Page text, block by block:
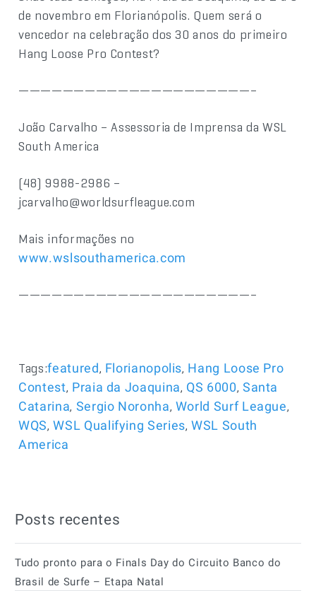
de novembro em Florianópolis. Quem será o
vencedor na celebração dos 30 anos do primeiro
Hang Loose Pro Contest?
—————————————————————–
João Carvalho – Assessoria de Imprensa da WSL
South America
(48) 9988-2986 –
jcarvalho@worldsurfleague.com
Mais informações no
www.wslsouthamerica.com
—————————————————————–
Tags:featured, Florianopolis, Hang Loose Pro
Contest, Praia da Joaquina, QS 6000, Santa
Catarina, Sergio Noronha, World Surf League,
WQS,WSL Qualifying Series,WSL South
America
Posts recentes
Tudo pronto para o Finals Day do Circuito Banco do
Brasil de Surfe – Etapa Natal